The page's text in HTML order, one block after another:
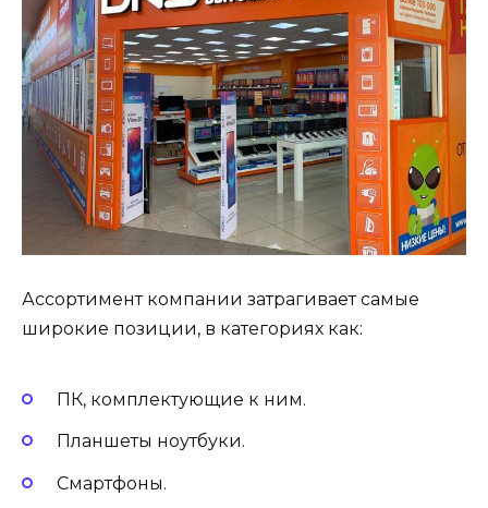
Ассортимент компании затрагивает самые
широкие позиции, в категориях как:
ПК, комплектующие к ним.
Планшеты ноутбуки.
Смартфоны.